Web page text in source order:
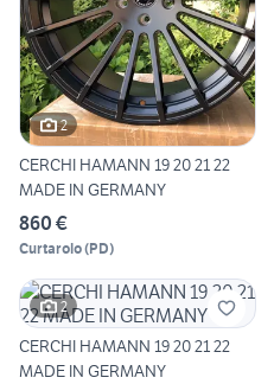
2
CERCHI HAMANN 19 20 21 22
MADE IN GERMANY
860 €
Curtarolo(PD)
2
CERCHI HAMANN 19 20 21 22
MADE IN GERMANY